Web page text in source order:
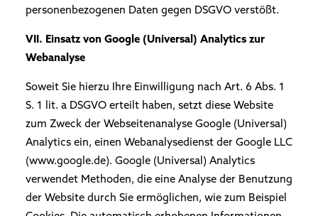
personenbezogenen Daten gegen DSGVO verstößt.
VII. Einsatz von Google (Universal) Analytics zur
Webanalyse
Soweit Sie hierzu Ihre Einwilligung nach Art. 6 Abs. 1
S. 1 lit. a DSGVO erteilt haben, setzt diese Website
zum Zweck der Webseitenanalyse Google (Universal)
Analytics ein, einen Webanalysedienst der Google LLC
(www.google.de). Google (Universal) Analytics
verwendet Methoden, die eine Analyse der Benutzung
der Website durch Sie ermöglichen, wie zum Beispiel